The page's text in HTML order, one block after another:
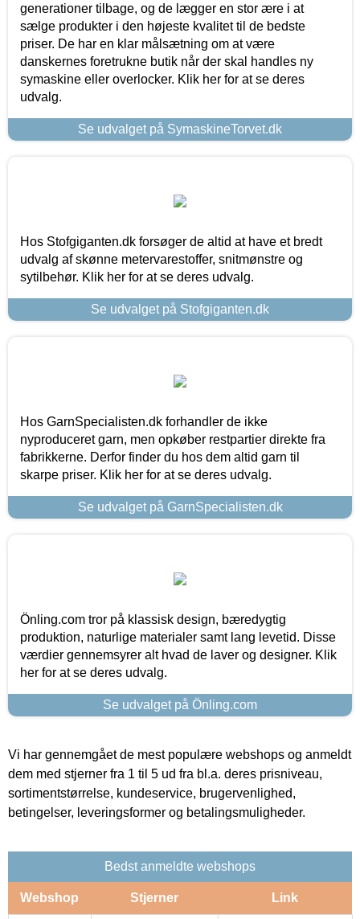
generationer tilbage, og de lægger en stor ære i at
sælge produkter i den højeste kvalitet til de bedste
priser. De har en klar målsætning om at være
danskernes foretrukne butik når der skal handles ny
symaskine eller overlocker. Klik her for at se deres
udvalg.
Se udvalget på SymaskineTorvet.dk
Hos Stofgiganten.dk forsøger de altid at have et bredt
udvalg af skønne metervarestoffer, snitmønstre og
sytilbehør. Klik her for at se deres udvalg.
Se udvalget på Stofgiganten.dk
Hos GarnSpecialisten.dk forhandler de ikke
nyproduceret garn, men opkøber restpartier direkte fra
fabrikkerne. Derfor finder du hos dem altid garn til
skarpe priser. Klik her for at se deres udvalg.
Se udvalget på GarnSpecialisten.dk
Önling.com tror på klassisk design, bæredygtig
produktion, naturlige materialer samt lang levetid. Disse
værdier gennemsyrer alt hvad de laver og designer. Klik
her for at se deres udvalg.
Se udvalget på Önling.com
Vi har gennemgået de mest populære webshops og anmeldt
dem med stjerner fra 1 til 5 ud fra bl.a. deres prisniveau,
sortimentstørrelse, kundeservice, brugervenlighed,
betingelser, leveringsformer og betalingsmuligheder.
Bedst anmeldte webshops
Webshop Stjerner Link